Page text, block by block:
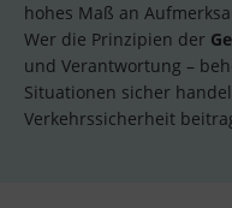
hohes Maß an
Wer die Prinzipien der
und Verantwortung –
Situationen sicher
Verkehrssicherheit